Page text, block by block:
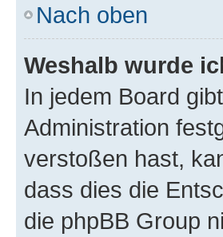
Nach oben
Weshalb wurde
In jedem Board
Administration
verstoßen hast,
dass dies die
die phpBB Group